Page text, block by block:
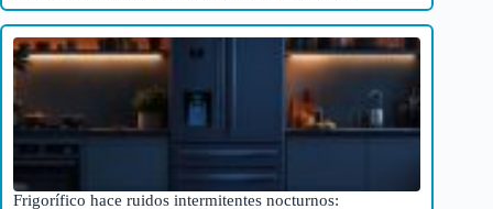
Frigorífico hace ruidos intermitentes nocturnos: